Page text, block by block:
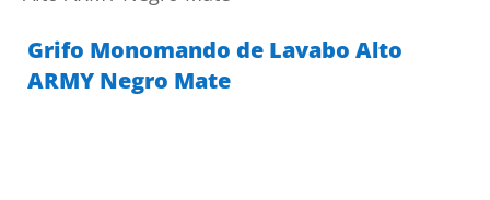
Grifo Monomando de Lavabo Alto
ARMY Negro Mate